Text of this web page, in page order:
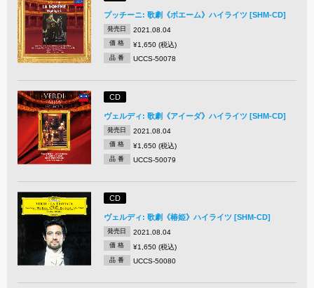
プッチーニ: 歌劇《ボエーム》ハイライツ [SHM-CD]
発売日 2021.08.04
価 格 ¥1,650 (税込)
品 番 UCCS-50078
CD
ヴェルディ: 歌劇《アイーダ》ハイライツ [SHM-CD]
発売日 2021.08.04
価 格 ¥1,650 (税込)
品 番 UCCS-50079
CD
ヴェルディ: 歌劇《椿姫》ハイライツ [SHM-CD]
発売日 2021.08.04
価 格 ¥1,650 (税込)
品 番 UCCS-50080